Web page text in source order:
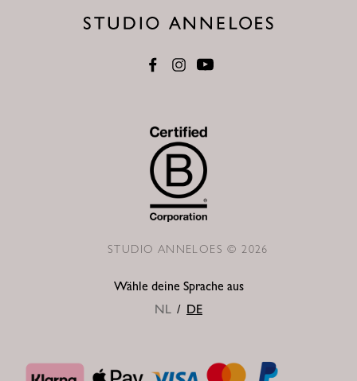
Wähle deine Sprache aus
NL / DE
STUDIO ANNELOES © 2026